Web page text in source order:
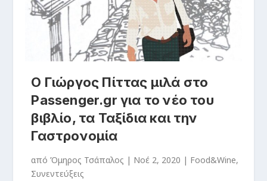
Ο Γιώργος Πίττας μιλά στο
Passenger.gr για το νέο του
βιβλίο, τα Ταξίδια και την
Γαστρονομία
απόΌμηρος Τσάπαλος | Νοέ 2, 2020 | Food&Wine,
Συνεντεύξεις